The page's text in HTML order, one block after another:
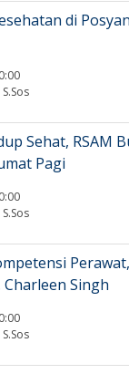
di
Sehat, RSAM
Pagi
Singh